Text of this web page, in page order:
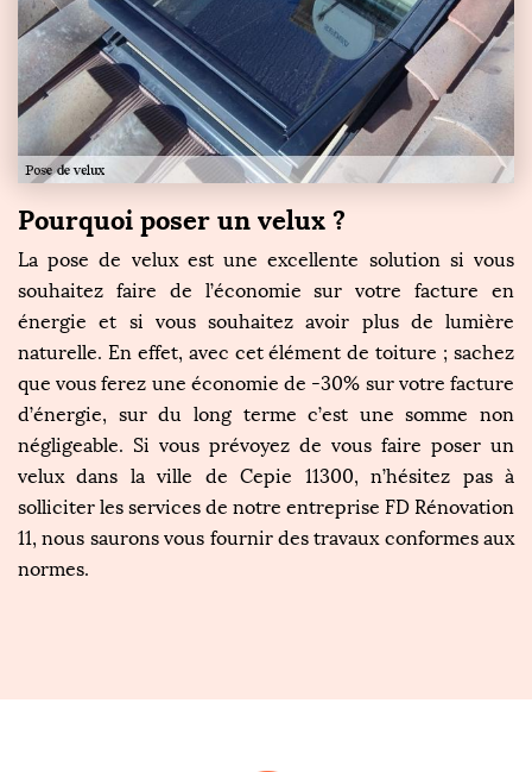
Pourquoi poser un velux ?
La pose de velux est une excellente solution si vous
souhaitez faire de l’économie sur votre facture en
énergie et si vous souhaitez avoir plus de lumière
naturelle. En effet, avec cet élément de toiture ; sachez
que vous ferez une économie de -30% sur votre facture
d’énergie, sur du long terme c’est une somme non
négligeable. Si vous prévoyez de vous faire poser un
velux dans la ville de Cepie 11300, n’hésitez pas à
solliciter les services de notre entreprise FD Rénovation
11, nous saurons vous fournir des travaux conformes aux
normes.